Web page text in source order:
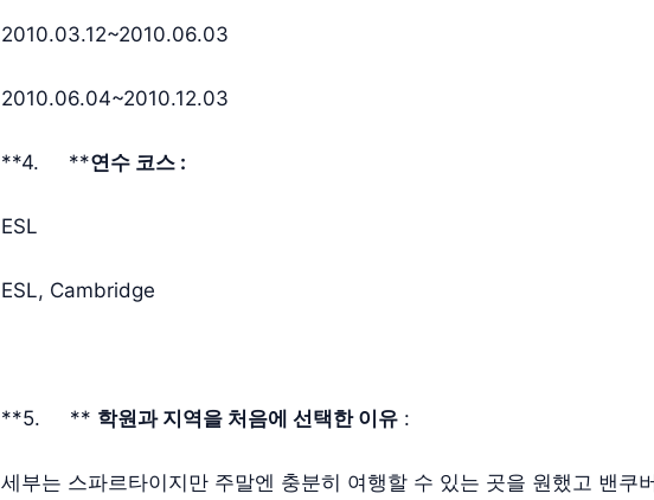
2010.03.12~2010.06.03
2010.06.04~2010.12.03
**4. **연수 코스 :
ESL
ESL, Cambridge
**5. ** 학원과 지역을 처음에 선택한 이유 :
세부는 스파르타이지만 주말엔 충분히 여행할 수 있는 곳을 원했고 밴쿠